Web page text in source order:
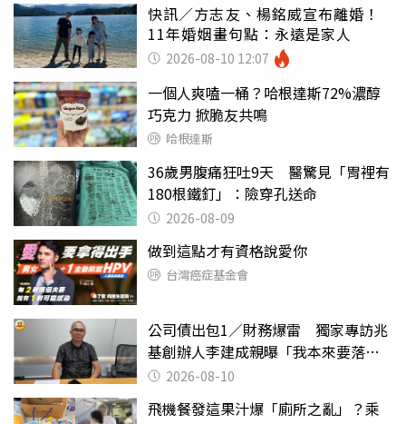
快訊／方志友、楊銘威宣布離婚！
11年婚姻畫句點：永遠是家人
2026-08-10 12:07
一個人爽嗑一桶？哈根達斯72%濃醇
巧克力 掀脆友共鳴
哈根達斯
36歲男腹痛狂吐9天 醫驚見「胃裡有
180根鐵釘」：險穿孔送命
2026-08-09
做到這點才有資格說愛你
台灣癌症基金會
公司債出包1／財務爆雷 獨家專訪兆
基創辦人李建成親曝「我本來要落
跑」2026-08-10
飛機餐發這果汁爆「廁所之亂」？乘